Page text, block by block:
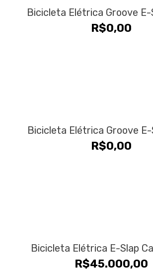
Bicicleta Elétrica Groove E-
R$0,00
Bicicleta Elétrica Groove E-
R$0,00
Bicicleta Elétrica E-Slap
R$45.000,00